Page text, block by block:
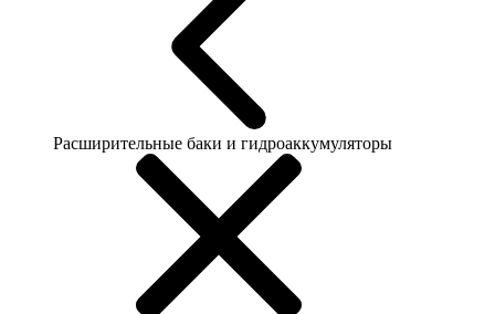
Расширительные баки и гидроаккумуляторы